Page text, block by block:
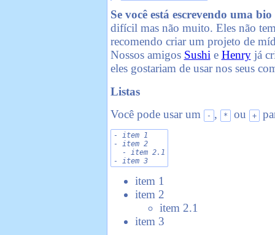
Se você está escrevendo uma
difícil mas não muito. Eles não
recomendo criar um projeto de
Nossos amigos Sushi e Henryjá
eles gostariam de usar nos seus
Listas
Você pode usar um
- , * ou +
- item 1
- item 2
  - item 2.1
- item 3
item 1
item 2
item 2.1
item 3